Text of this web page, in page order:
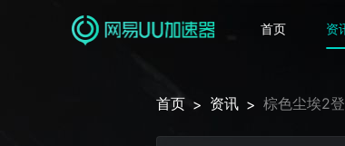
首页 资
首页 > 资讯 > 棕色尘埃2